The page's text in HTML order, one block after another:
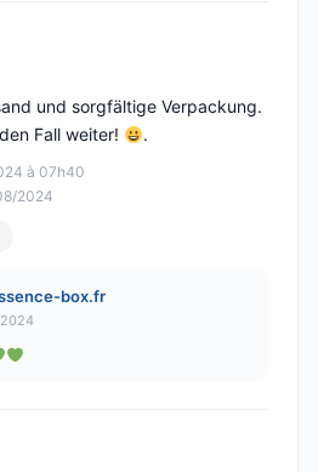
à 07h40
2024
und sorgfältige Verpackung.
Fall weiter!
.
box.fr